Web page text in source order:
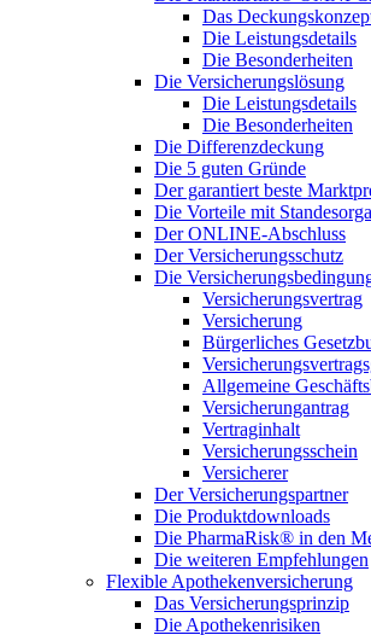
Das
Die Leistungsdetails
Die Besonderheiten
Die Versicherungslösung
Die Leistungsdetails
Die Besonderheiten
Die Differenzdeckung
Die 5 guten Gründe
Der garantiert beste
Die Vorteile mit
Der ONLINE-Abschluss
Der Versicherungsschutz
Die
Versicherungsvertrag
Versicherung
Bürgerliches
Allgemeine
Versicherungantrag
Vertraginhalt
Versicherungsschein
Versicherer
Der Versicherungspartner
Die Produktdownloads
Die PharmaRisk® in den
Die weiteren Empfehlungen
Flexible Apothekenversicherung
Das Versicherungsprinzip
Die Apothekenrisiken